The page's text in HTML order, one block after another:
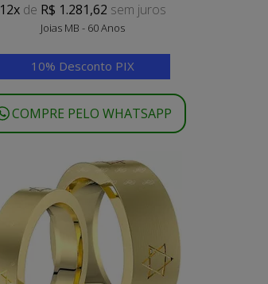
12x de R$ 1.281,62 sem juros
Joias MB - 60 Anos
10% Desconto PIX
COMPRE PELO WHATSAPP